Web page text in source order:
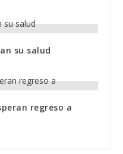
su salud
regreso a